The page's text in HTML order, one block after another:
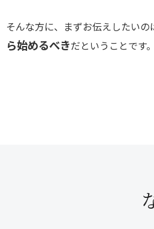
そんな方に、まずお伝えしたいの
ら始めるべきだということです。